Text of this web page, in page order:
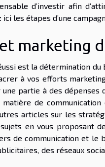
d’investir afin
les étapes d’une
marketing
est la détermination
à vos efforts
partie à des dépenses
de
articles sur les
en vous proposant
de communication et le
des réseaux